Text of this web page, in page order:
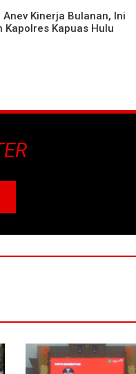
Anev Kinerja Bulanan, Ini
Kapolres Kapuas Hulu